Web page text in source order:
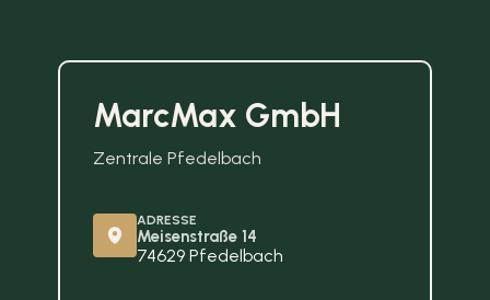
MarcMax GmbH
Zentrale Pfedelbach
ADRESSE
Meisenstraße 14
74629 Pfedelbach